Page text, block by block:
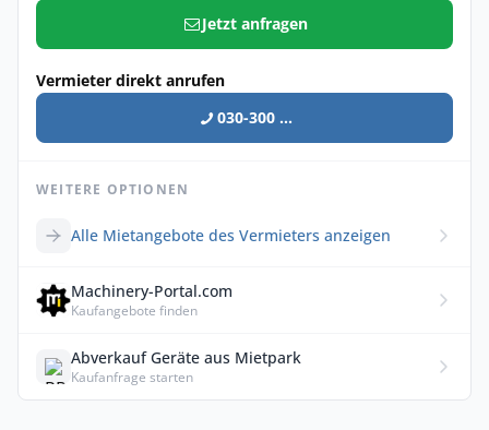
Jetzt anfragen
Vermieter direkt anrufen
030-300 ...
WEITERE OPTIONEN
Alle Mietangebote des Vermieters anzeigen
Machinery-Portal.com
Kaufangebote finden
Abverkauf Geräte aus Mietpark
Kaufanfrage starten